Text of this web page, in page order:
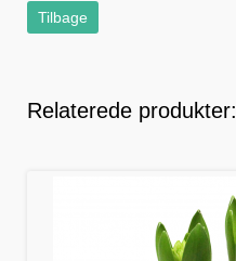
Tilbage
Relaterede produkter: